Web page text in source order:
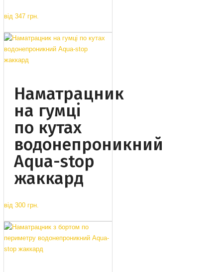
від 347 грн.
Наматрацник
на гумці
по кутах
водонепроникний
Aqua-stop
жаккард
від 300 грн.